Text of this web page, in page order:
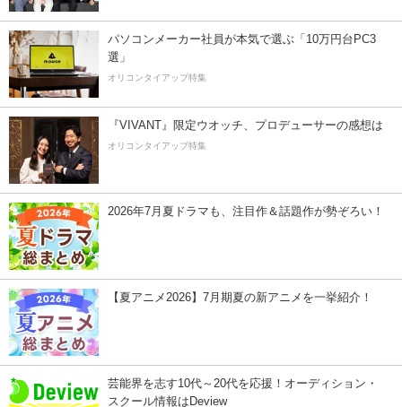
パソコンメーカー社員が本気で選ぶ「10万円台PC3
選」
オリコンタイアップ特集
『VIVANT』限定ウオッチ、プロデューサーの感想は
オリコンタイアップ特集
2026年7月夏ドラマも、注目作＆話題作が勢ぞろい！
【夏アニメ2026】7月期夏の新アニメを一挙紹介！
芸能界を志す10代～20代を応援！オーディション・
スクール情報はDeview